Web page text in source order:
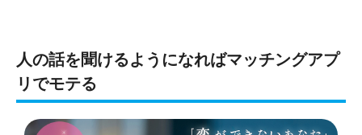
人の話を聞けるようになればマッチングアプ
リでモテる